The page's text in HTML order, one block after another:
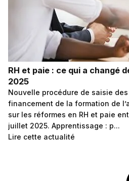
RH et paie : ce qui a changé
2025
Nouvelle procédure de saisie des
financement de la formation de
sur les réformes en RH et paie
juillet 2025. Apprentissage : p...
Lire cette actualité